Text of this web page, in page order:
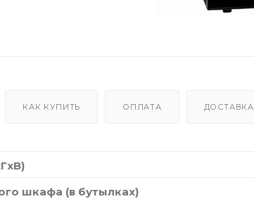
КАК КУПИТЬ ОПЛАТА ДОСТАВКА
шкафа (в бутылках)